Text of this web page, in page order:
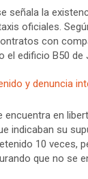
señala la
oficiales.
con
el edificio B50
y denuncia
en
indicaban su
10 veces,
que no se